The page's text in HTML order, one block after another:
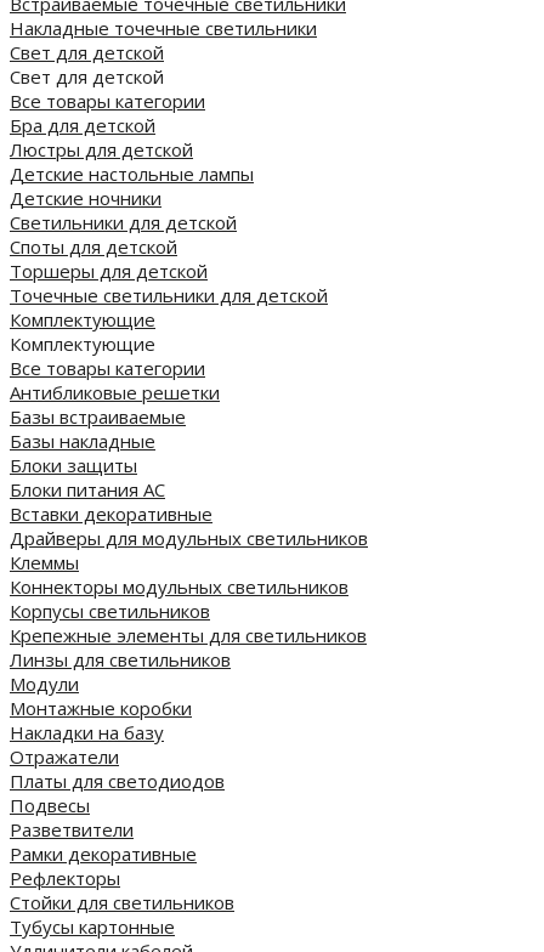
Накладные точечные светильники
Свет для детской
Свет для детской
Все товары категории
Бра для детской
Люстры для детской
Детские настольные лампы
Детские ночники
Светильники для детской
Споты для детской
Торшеры для детской
Точечные светильники для детской
Комплектующие
Комплектующие
Все товары категории
Антибликовые решетки
Базы встраиваемые
Базы накладные
Блоки защиты
Блоки питания AC
Вставки декоративные
Драйверы для модульных светильников
Клеммы
Коннекторы модульных светильников
Корпусы светильников
Крепежные элементы для светильников
Линзы для светильников
Модули
Монтажные коробки
Накладки на базу
Отражатели
Платы для светодиодов
Подвесы
Разветвители
Рамки декоративные
Рефлекторы
Стойки для светильников
Тубусы картонные